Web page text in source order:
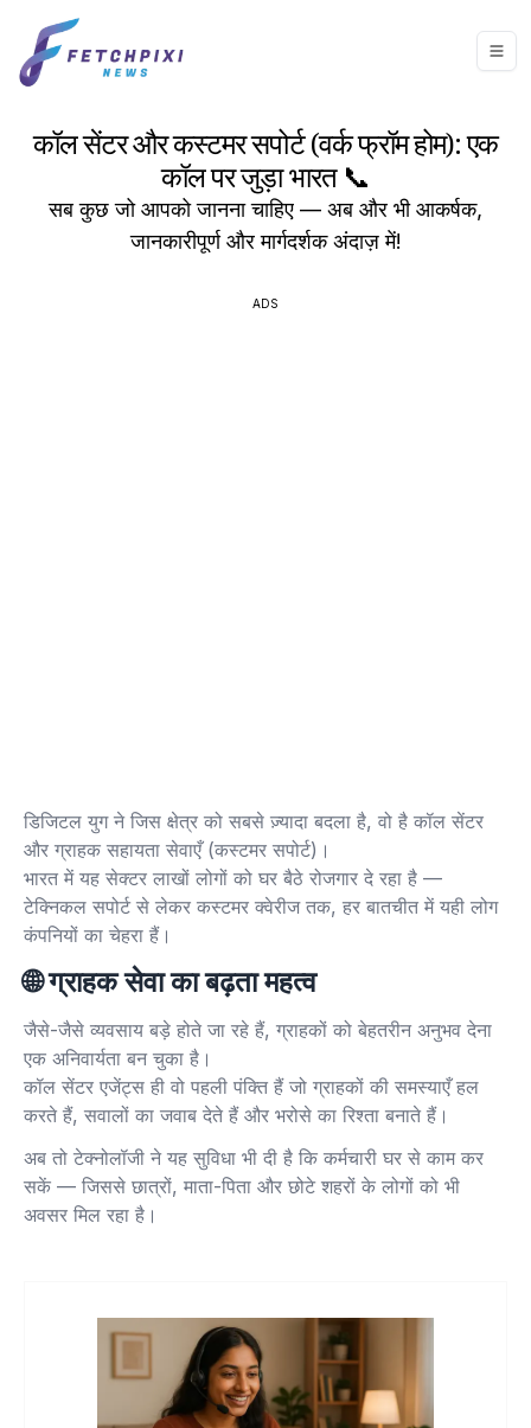
कॉल सेंटर और कस्टमर सपोर्ट (वर्क फ्रॉम होम): एक
कॉल पर जुड़ा भारत 📞
सब कुछ जो आपको जानना चाहिए — अब और भी आकर्षक,
जानकारीपूर्ण और मार्गदर्शक अंदाज़ में!
ADS
डिजिटल युग ने जिस क्षेत्र को सबसे ज़्यादा बदला है, वो है कॉल सेंटर
और ग्राहक सहायता सेवाएँ (कस्टमर सपोर्ट)।
भारत में यह सेक्टर लाखों लोगों को घर बैठे रोजगार दे रहा है —
टेक्निकल सपोर्ट से लेकर कस्टमर क्वेरीज तक, हर बातचीत में यही लोग
कंपनियों का चेहरा हैं।
🌐ग्राहक सेवा का बढ़ता महत्व
जैसे-जैसे व्यवसाय बड़े होते जा रहे हैं, ग्राहकों को बेहतरीन अनुभव देना
एक अनिवार्यता बन चुका है।
कॉल सेंटर एजेंट्स ही वो पहली पंक्ति हैं जो ग्राहकों की समस्याएँ हल
करते हैं, सवालों का जवाब देते हैं और भरोसे का रिश्ता बनाते हैं।
अब तो टेक्नोलॉजी ने यह सुविधा भी दी है कि कर्मचारी घर से काम कर
सकें — जिससे छात्रों, माता-पिता और छोटे शहरों के लोगों को भी
अवसर मिल रहा है।